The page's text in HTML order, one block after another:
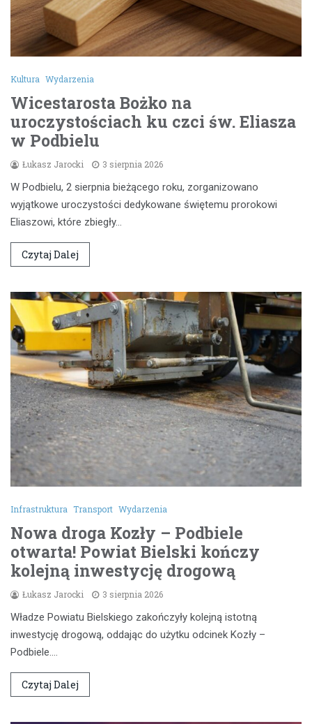
Kultura Wydarzenia
Wicestarosta Bożko na
uroczystościach ku czci św. Eliasza
w Podbielu
Łukasz Jarocki 3 sierpnia 2026
W Podbielu, 2 sierpnia bieżącego roku, zorganizowano
wyjątkowe uroczystości dedykowane świętemu prorokowi
Eliaszowi, które zbiegły…
Czytaj Dalej
Infrastruktura Transport Wydarzenia
Nowa droga Kozły – Podbiele
otwarta! Powiat Bielski kończy
kolejną inwestycję drogową
Łukasz Jarocki 3 sierpnia 2026
Władze Powiatu Bielskiego zakończyły kolejną istotną
inwestycję drogową, oddając do użytku odcinek Kozły –
Podbiele.…
Czytaj Dalej